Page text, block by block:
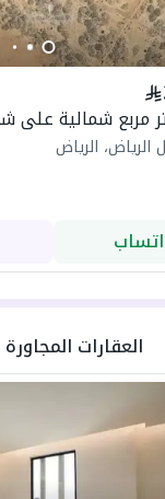
سعر العقار : 3.950.000
الرياض
العقارات المجاورة